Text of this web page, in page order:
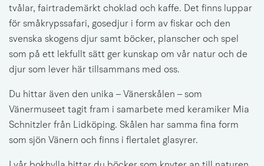
tvålar, fairtrademärkt choklad och kaffe. Det finns luppar
för småkrypssafari, gosedjur i form av fiskar och den
svenska skogens djur samt böcker, planscher och spel
som på ett lekfullt sätt ger kunskap om vår natur och de
djur som lever här tillsammans med oss.
Du hittar även den unika – Vänerskålen – som
Vänermuseet tagit fram i samarbete med keramiker Mia
Schnitzler från Lidköping. Skålen har samma fina form
som sjön Vänern och finns i flertalet glasyrer.